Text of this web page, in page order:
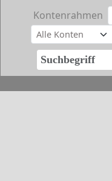
Kontenrahmen